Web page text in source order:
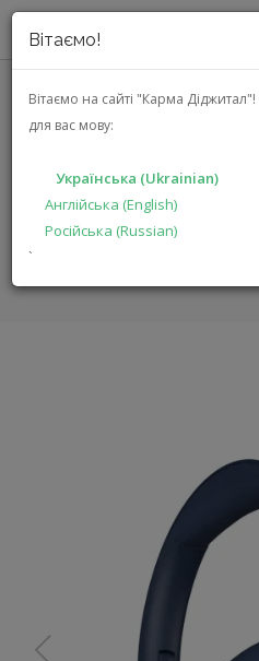
Вітаємо!
Вітаємо на сайті "Карма Діджитал"!
для вас мову:
Українська (Ukrainian)
Англійська (English)
Російська (Russian)
`
ПРО НАС
АКЦІЇ
РІШЕННЯ
ВИРОБНИКАМ
ГОЛОВНА КАТАЛОГ